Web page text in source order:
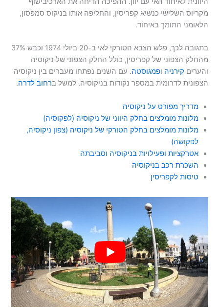
מקריוס השלישי כנשיא קפריסין, והחליפה אותו בניקוס סמפסון,
הלאומני התומך באיחוד.
בתגובה לכך, פלש הצבא הטורקי לאי ב-20 ביולי 1974 וכבש 37%
מהחלק הצפוני של קפריסין, כולל החלק הצפוני של ניקוסיה
והערים קירניה ופמגוסטה. עם השנים נפתחו מעברים בין ניקוסיה
הצפונית לדרומית במספר נקודות בניקוסיה, למשל ברחוב לדרה.
מדריך מפורט על ניקוסיה
מלונות מומלצים בחלק היווני של ניקוסיה (לפקוסיה)
מלונות מומלצים בחלק הטורקי של ניקוסיה (צפון ניקוסיה,
לפקושה)
אטרקציות ופעילויות בניקוסיה וסביבתה
השכרת רכב בניקוסיה
טיסות לקפריסין